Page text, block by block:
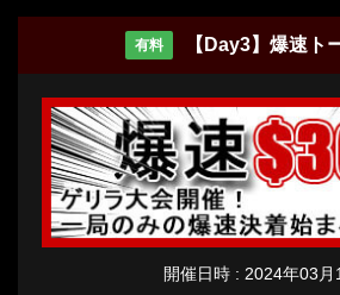
有料 【Day3】爆速ト
開催日時 : 2024年03月